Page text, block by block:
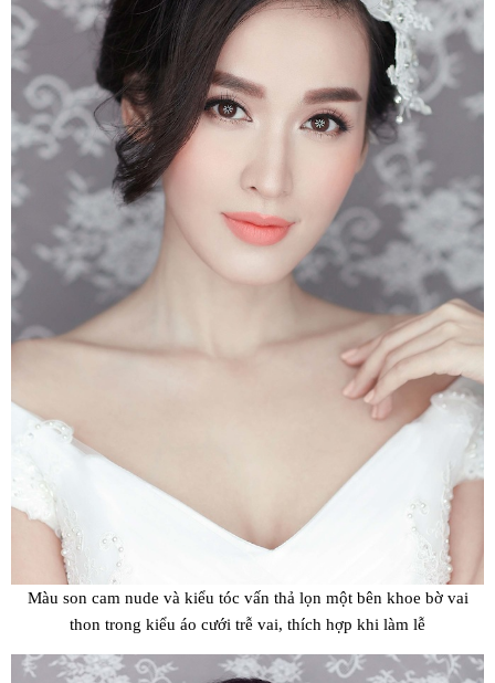
Màu son cam nude và kiểu tóc vấn thả lọn một bên khoe bờ vai
thon trong kiểu áo cưới trễ vai, thích hợp khi làm lễ